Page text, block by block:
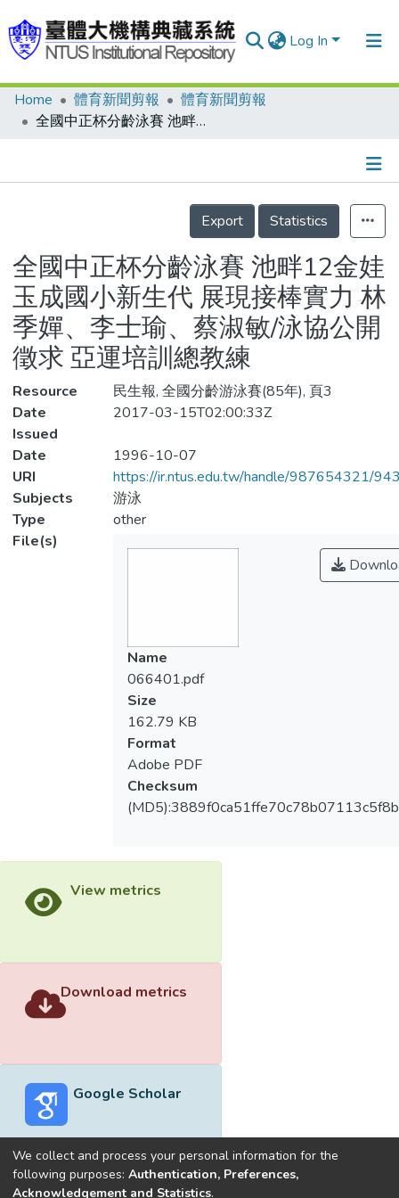
Log In
Communities & Collections
Statistics
Home 體育新聞剪報
體育新聞剪報
全國中正杯分齡泳賽 池畔12金娃 玉成國小新生代 展現接棒實力 林季嬋、李士瑜、蔡淑敏/泳協公開徵求 亞運培訓總教練
Details
Export
Statistics
全國中正杯分齡泳賽 池畔12金娃
玉成國小新生代 展現接棒實力 林
季嬋、李士瑜、蔡淑敏/泳協公開
徵求 亞運培訓總教練
Resource
民生報, 全國分齡游泳賽(85年), 頁3
Date
Issued
2017-03-15T02:00:33Z
Date
1996-10-07
URI
https://ir.ntus.edu.tw/handle/987654321/
Subjects
游泳
Type
other
File(s)
Name
066401.pdf
Size
162.79 KB
Format
Adobe PDF
Checksum
View metrics
Download metrics
Google Scholar
We collect and process your personal information for the
following purposes: Authentication, Preferences,
Acknowledgement and Statistics.